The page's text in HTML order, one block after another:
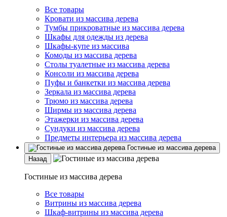
Все товары
Кровати из массива дерева
Тумбы прикроватные из массива дерева
Шкафы для одежды из дерева
Шкафы-купе из массива
Комоды из массива дерева
Столы туалетные из массива дерева
Консоли из массива дерева
Пуфы и банкетки из массива дерева
Зеркала из массива дерева
Трюмо из массива дерева
Ширмы из массива дерева
Этажерки из массива дерева
Сундуки из массива дерева
Предметы интерьера из массива дерева
Гостиные из массива дерева
Назад
Гостиные из массива дерева
Все товары
Витрины из массива дерева
Шкаф-витрины из массива дерева